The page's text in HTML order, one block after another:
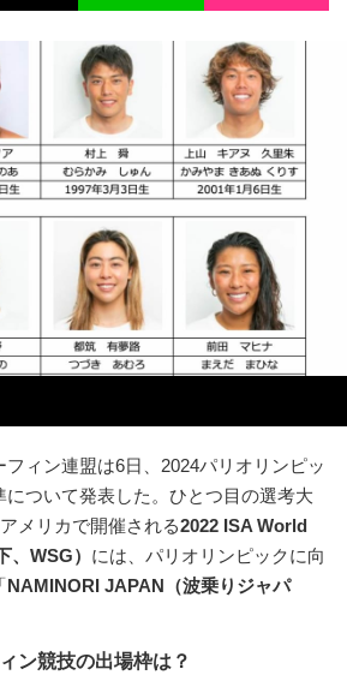
ィン連盟は6日、2024パリオリンピッ
について発表した。ひとつ目の選考大
メリカで開催される2022 ISA World
WSG） には、パリオリンピックに向
NAMINORI JAPAN（波乗りジャパ
ン競技の出場枠は？